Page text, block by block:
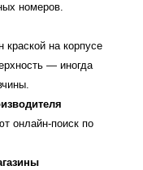
номеров.
краской на корпусе
— иногда
онлайн‑поиск по